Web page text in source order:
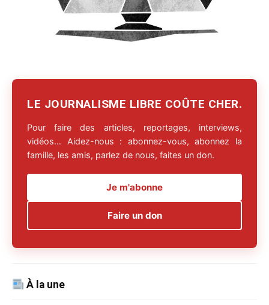
LE JOURNALISME LIBRE COÛTE CHER.
Pour faire des articles, reportages, interviews,
vidéos… Aidez-nous : abonnez-vous, abonnez la
famille, les amis, parlez de nous, faites un don.
Je m'abonne
Faire un don
À la une